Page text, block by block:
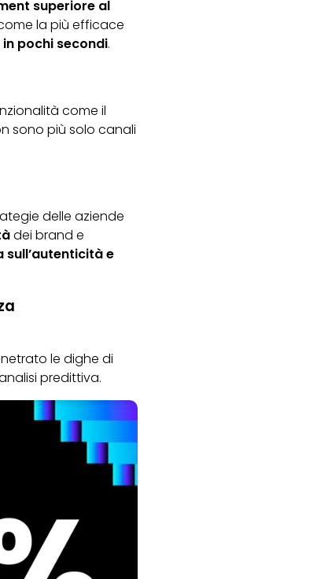
superiore al
la più efficace
pochi secondi.
come il
sono più solo canali
delle aziende
dei brand e
e
le dighe di
predittiva.